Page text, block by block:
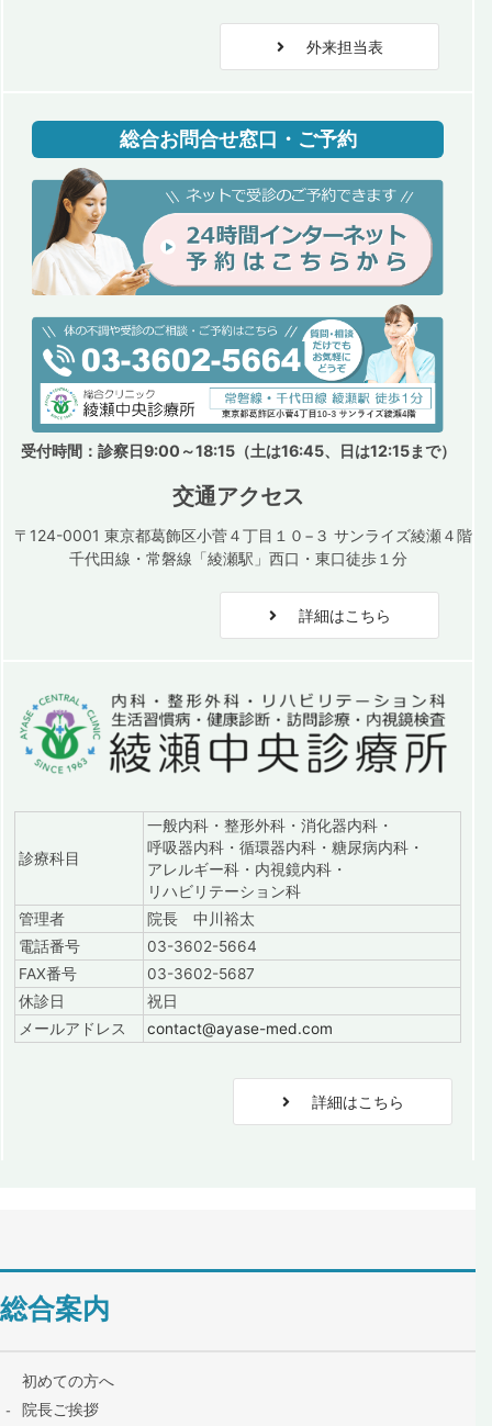
外来担当表
総合お問合せ窓口・ご予約
受付時間：診察日9:00～18:15（土は16:45、日は12:15まで）
交通アクセス
〒124-0001 東京都葛飾区小菅４丁目１０−３ サンライズ綾瀬４階
千代田線・常磐線「綾瀬駅」西口・東口徒歩１分
詳細はこちら
診療科目
一般内科・整形外科・消化器内科・
呼吸器内科・循環器内科・糖尿病内科・
アレルギー科・内視鏡内科・
リハビリテーション科
管理者
院長 中川裕太
電話番号
03-3602-5664
FAX番号
03-3602-5687
休診日
祝日
メールアドレス
contact@ayase-med.com
詳細はこちら
総合案内
初めての方へ
院長ご挨拶